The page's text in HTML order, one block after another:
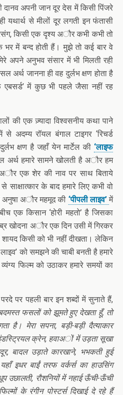
अपनी जान दूर देस में किसी पिंजरे
यथार्थ से मीलों दूर लगती इन फंतासी
किसी एक दृश्य अौर कभी कभी तो
में बन्द होती हैं। मुझे तो कई बार वे
मेरे अपने अनुभव संसार में भी मिलती रही
जानना ही वह दुर्लभ क्षण होता है
में कुछ भी पहले जैसा नहीं रह
की एक ज़्यादा विश्वसनीय कथा पाने
रॉयल बंगाल टाइगर ‘रिचर्ड
क्षण है जहाँ येन मार्टेल की ‘लाइफ
हमारे सामने खोलती है अौर हम
एक शेर की नाव पर साथ बिताये
के बाद हमारे लिए कभी वो
अनुषा अौर महमूद की ‘पीपली लाइव’ में
एक किसान ‘होरी महतो’ है जिसका
खोदना अौर एक दिन उसी में गिरकर
शायद किसी को भी नहीं दीखता। लेकिन
लाइव’ को समझने की चाबी बनती है हमारे
फिल्म को उठाकर हमारे समयों का
पर पहली बार इन शब्दों में सुनाते हैं,
फसलों को झूमते हुए देखता हूँ, तो
है। मेरा सपना, बड़ी-बड़ी दैत्याकार
क्रेन, हवाअों में उड़ता सूखा
बादल उड़ाते कारखाने, भभकती हुई
इधर बाईं तरफ वर्कर्स का हाउसिंग
उछालती, रौशनियों में नहाई ऊँची-ऊँची
के रंगीन पोस्टर्स दिखाई दे रहे हैं